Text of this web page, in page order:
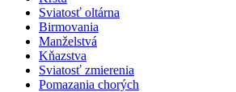
Sviatosť oltárna
Birmovania
Manželstvá
Kňazstva
Sviatosť zmierenia
Pomazania chorých